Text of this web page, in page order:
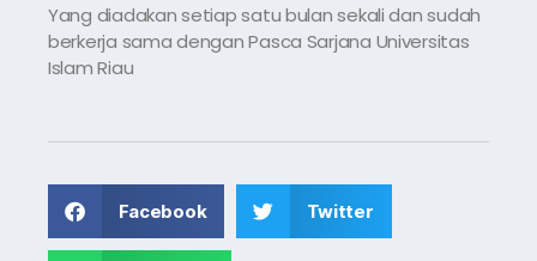
Yang diadakan setiap satu bulan sekali dan sudah
berkerja sama dengan Pasca Sarjana Universitas
Islam Riau
Facebook Twitter